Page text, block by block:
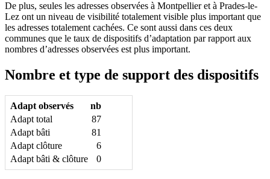
De plus, seules les adresses observées à Montpellier et à Prades-le-
Lez ont un niveau de visibilité totalement visible plus important que
les adresses totalement cachées. Ce sont aussi dans ces deux
communes que le taux de dispositifs d’adaptation par rapport aux
nombres d’adresses observées est plus important.
Nombre et type de support des dispositifs
Adapt observés
nb
Adapt total
87
Adapt bâti
81
Adapt clôture
6
Adapt bâti & clôture
0